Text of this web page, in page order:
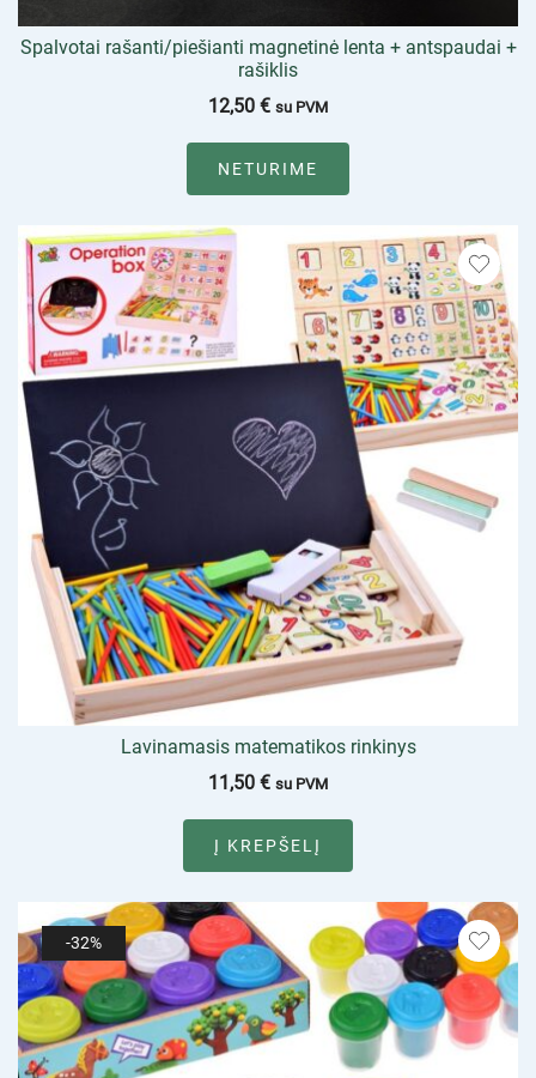
Spalvotai rašanti/piešianti magnetinė lenta + antspaudai +
rašiklis
12,50 € su PVM
NETURIME
Lavinamasis matematikos rinkinys
11,50 € su PVM
Į KREPŠELĮ
-32%